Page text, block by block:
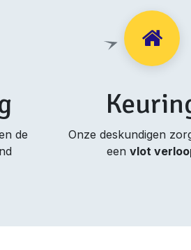
de
Onze deskundigen
eenvlot